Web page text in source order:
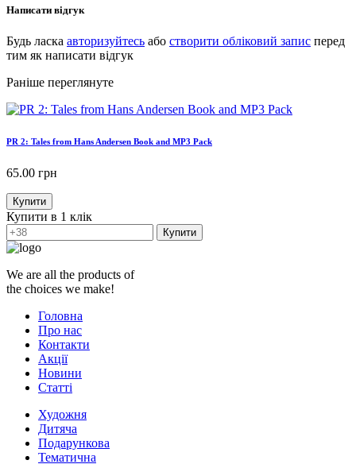
Написати відгук
Будь ласка авторизуйтесь або створити обліковий запис перед
тим як написати відгук
Раніше переглянуте
PR 2: Tales from Hans Andersen Book and MP3 Pack
65.00 грн
Купити
Купити в 1 клік
Купити
We are all the products of
the choices we make!
Головна
Про нас
Контакти
Акції
Новини
Статті
Художня
Дитяча
Подарункова
Тематична